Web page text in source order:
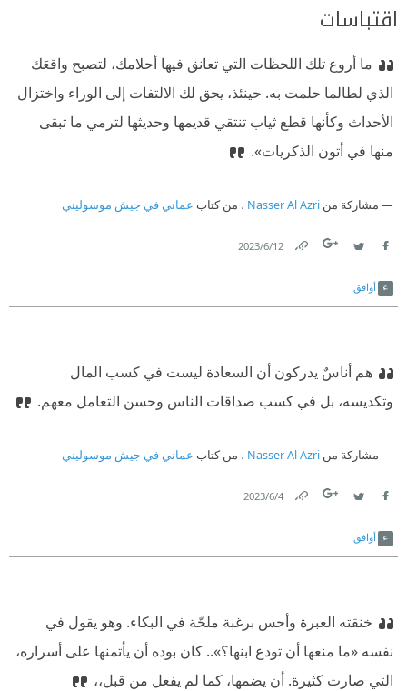
اقتباسات
ما أروع تلك اللحظات التي تعانق فيها أحلامك، لتصبح واقعَك
الذي لطالما حلمت به. حينئذ، يحق لك الالتفات ‏إلى‏ الوراء واختزال
الأحداث وكأنها قطع ثياب تنتقي قديمها وحديثها لترمي ما تبقى
منها في أتون الذكريات».
مشاركة من Nasser Al Azri ، من كتاب عماني في جيش موسوليني
12‏/6‏/2023
أوافق
هم أناسٌ يدركون أن السعادة ليست في كسب المال
وتكديسه، بل في كسب صداقات الناس وحسن التعامل معهم.
مشاركة من Nasser Al Azri ، من كتاب عماني في جيش موسوليني
4‏/6‏/2023
أوافق
خنقته العبرة وأحس برغبة ملحّة في البكاء. وهو يقول في
نفسه «ما منعها أن تودع ابنها؟».. كان بوده أن يأتمنها على أسراره،
التي صارت كثيرة. أن يضمها، كما لم يفعل من قبل،،